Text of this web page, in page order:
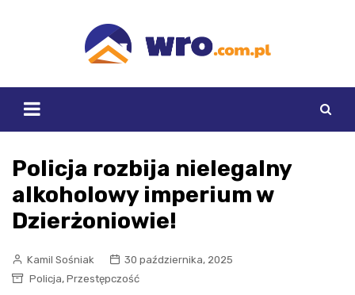
Policja rozbija nielegalny
alkoholowy imperium w
Dzierżoniowie!
Kamil Sośniak
30 października, 2025
Policja, Przestępczość